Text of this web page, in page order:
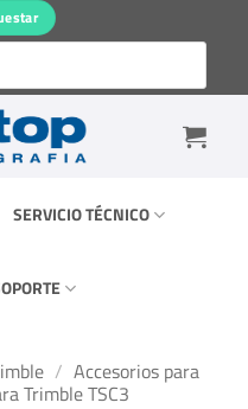
SERVICIO TÉCNICO
/ Accesorios para
Trimble TSC3